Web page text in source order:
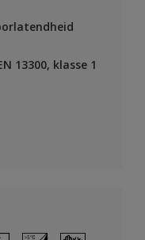
13300, klasse 1